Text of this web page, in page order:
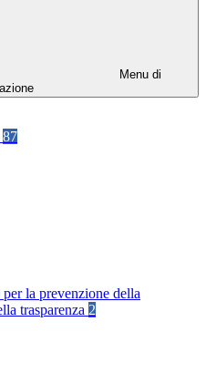
Menu di
87
la prevenzione della
trasparenza 2